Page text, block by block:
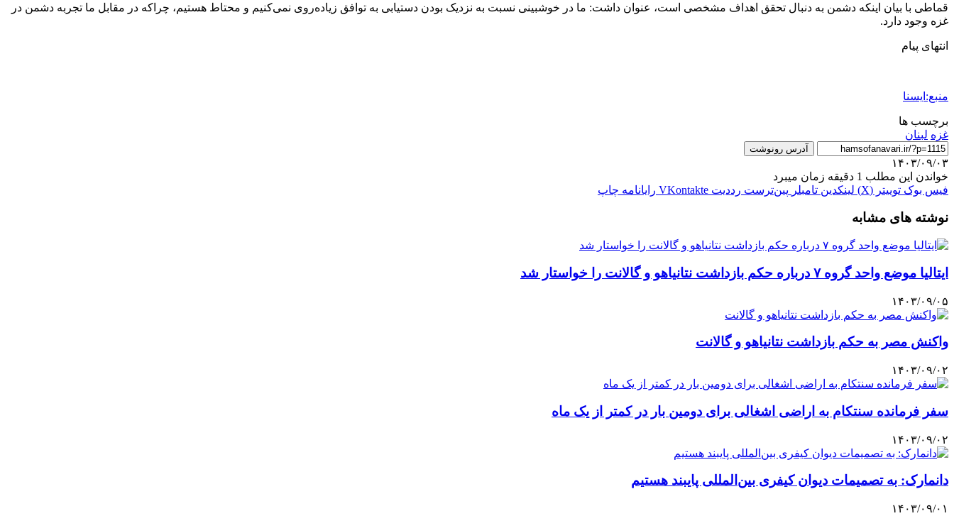
قماطی با بیان اینکه دشمن به دنبال تحقق اهداف مشخصی است، عنوان داشت: ما در خوشبینی نسبت به نزدیک بودن دستیابی به توافق زیاده‌روی نمی‌کنیم و محتاط هستیم، چراکه در مقابل ما تجربه دشمن در
غزه وجود دارد.
انتهای پیام
منبع:ایسنا
برچسب ها
غزه لبنان
آدرس رونوشت
۱۴۰۳/۰۹/۰۳
خواندن این مطلب 1 دقیقه زمان میبرد
فیس بوک توییتر (X) لینکدین ‫تامبلر ‫پین‌ترست ‫رددیت ‫VKontakte رایانامه چاپ
نوشته های مشابه
ایتالیا موضع واحد گروه ۷ درباره حکم بازداشت نتانیاهو و گالانت را خواستار شد
۱۴۰۳/۰۹/۰۵
واکنش مصر به حکم بازداشت نتانیاهو و گالانت
۱۴۰۳/۰۹/۰۲
سفر فرمانده سنتکام به اراضی اشغالی برای دومین بار در کمتر از یک ماه
۱۴۰۳/۰۹/۰۲
دانمارک: به تصمیمات دیوان کیفری بین‌المللی پایبند هستیم
۱۴۰۳/۰۹/۰۱